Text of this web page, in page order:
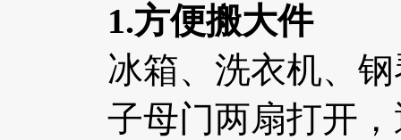
1.方便搬大件
冰箱、洗衣机、
子母门两扇打开